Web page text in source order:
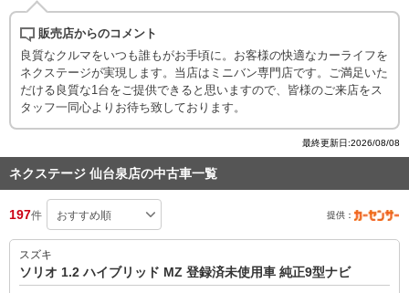
販売店からのコメント
良質なクルマをいつも誰もがお手頃に。お客様の快適なカーライフを
ネクステージが実現します。当店はミニバン専門店です。ご満足いた
だける良質な1台をご提供できると思いますので、皆様のご来店をス
タッフ一同心よりお待ち致しております。
最終更新日:2026/08/08
ネクステージ 仙台泉店の中古車一覧
197件 提供：
スズキ
ソリオ 1.2 ハイブリッド MZ 登録済未使用車 純正9型ナビ